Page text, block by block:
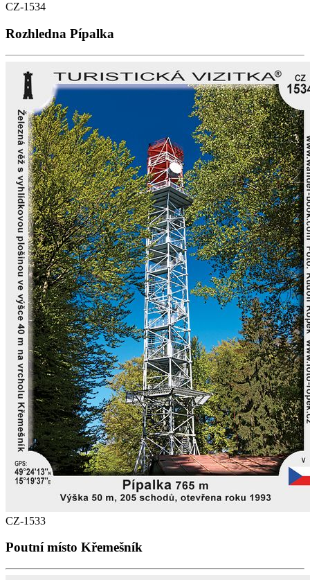
CZ-1534
Rozhledna Pípalka
CZ-1533
Poutní místo Křemešník